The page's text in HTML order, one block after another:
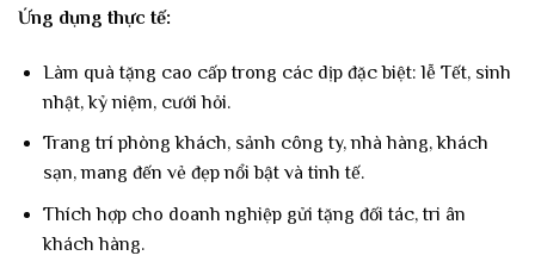
Ứng dụng thực tế:
Làm quà tặng cao cấp trong các dịp đặc biệt: lễ Tết, sinh
nhật, kỷ niệm, cưới hỏi.
Trang trí phòng khách, sảnh công ty, nhà hàng, khách
sạn, mang đến vẻ đẹp nổi bật và tinh tế.
Thích hợp cho doanh nghiệp gửi tặng đối tác, tri ân
khách hàng.